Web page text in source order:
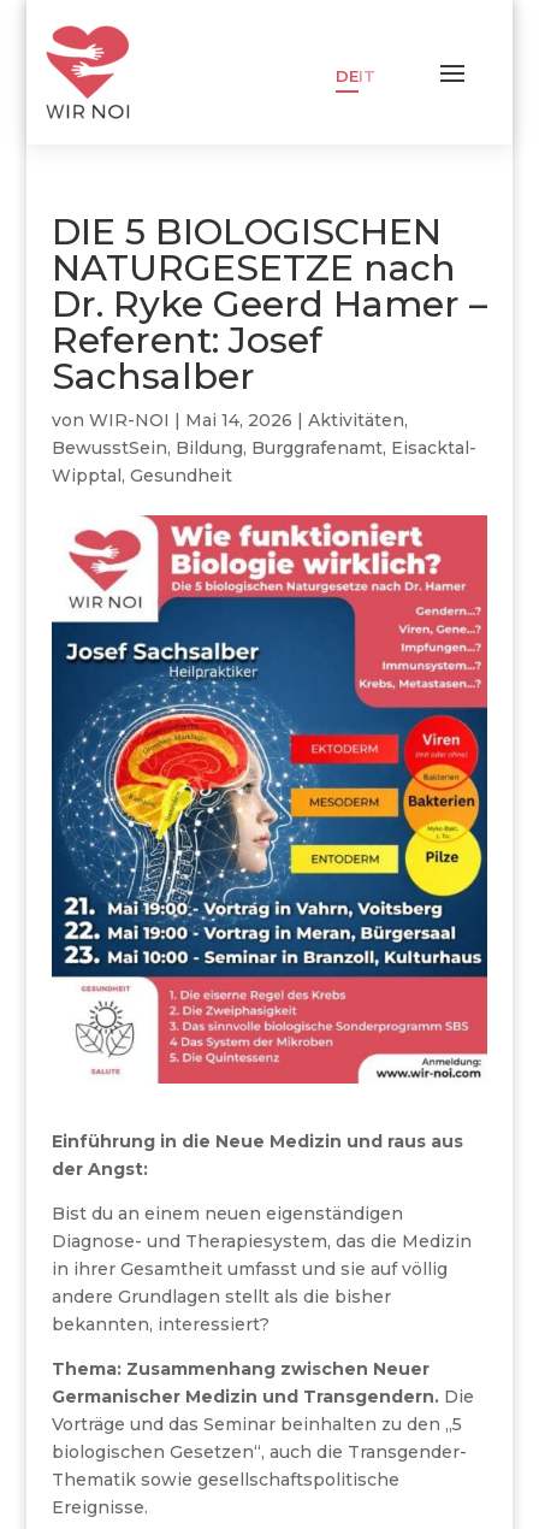
DEIT
DIE 5 BIOLOGISCHEN
NATURGESETZE nach
Dr. Ryke Geerd Hamer –
Referent: Josef
Sachsalber
von WIR-NOI | Mai 14, 2026 | Aktivitäten,
BewusstSein, Bildung, Burggrafenamt, Eisacktal-
Wipptal, Gesundheit
Einführung in die Neue Medizin und raus aus
der Angst:
Bist du an einem neuen eigenständigen
Diagnose- und Therapiesystem, das die Medizin
in ihrer Gesamtheit umfasst und sie auf völlig
andere Grundlagen stellt als die bisher
bekannten, interessiert?
Thema: Zusammenhang zwischen Neuer
Germanischer Medizin und Transgendern. Die
Vorträge und das Seminar beinhalten zu den „5
biologischen Gesetzen“, auch die Transgender-
Thematik sowie gesellschaftspolitische
Ereignisse.